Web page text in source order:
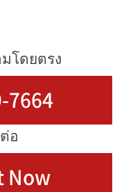
โดยตรง
7664
อ
Now